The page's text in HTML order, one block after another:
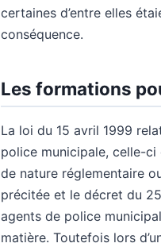
certaines d’entre elles
conséquence.
Les formations
La loi du 15 avril 1999
police municipale, celle-ci
de nature réglementaire
précitée et le décret du
agents de police
matière. Toutefois lors